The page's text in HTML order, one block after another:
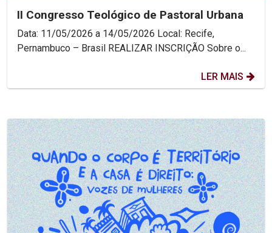
II Congresso Teológico de Pastoral Urbana
Data: 11/05/2026 a 14/05/2026 Local: Recife,
Pernambuco – Brasil REALIZAR INSCRIÇÃO Sobre o...
LER MAIS